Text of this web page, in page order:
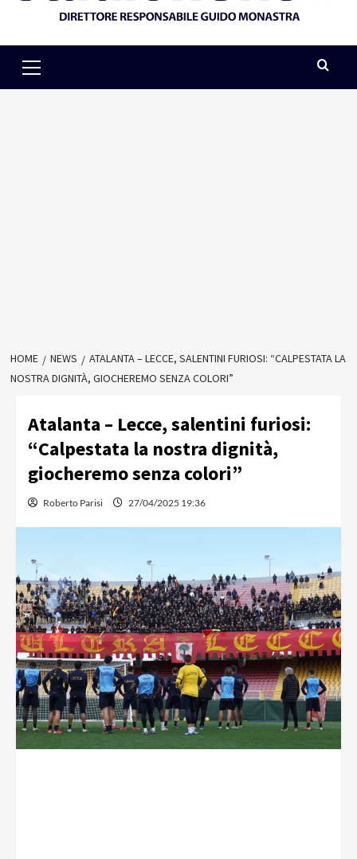
Menu
HOME NEWS
ATALANTA – LECCE, SALENTINI FURIOSI: “CALPESTATA LA
NOSTRA DIGNITÀ, GIOCHEREMO SENZA COLORI”
Atalanta – Lecce, salentini furiosi:
“Calpestata la nostra dignità,
giocheremo senza colori”
Roberto Parisi 27/04/2025 19:36